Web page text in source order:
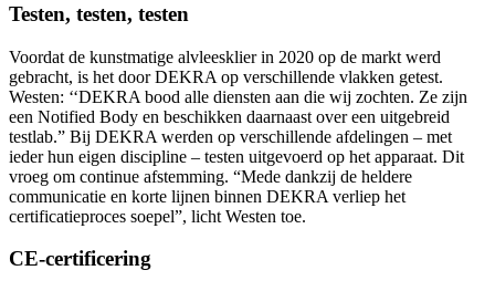
Testen, testen, testen
Voordat de kunstmatige alvleesklier in 2020 op de markt werd
gebracht, is het door DEKRA op verschillende vlakken getest.
Westen: ‘‘DEKRA bood alle diensten aan die wij zochten. Ze zijn
een Notified Body en beschikken daarnaast over een uitgebreid
testlab.” Bij DEKRA werden op verschillende afdelingen – met
ieder hun eigen discipline – testen uitgevoerd op het apparaat. Dit
vroeg om continue afstemming. “Mede dankzij de heldere
communicatie en korte lijnen binnen DEKRA verliep het
certificatieproces soepel”, licht Westen toe.
CE-certificering